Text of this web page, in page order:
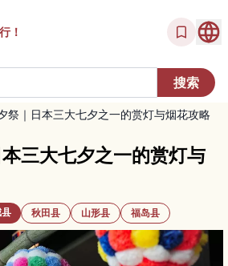
！
祭｜日本三大七夕之一的赏灯与烟花攻略
三大七夕之一的赏灯与
秋田县 山形县 福岛县